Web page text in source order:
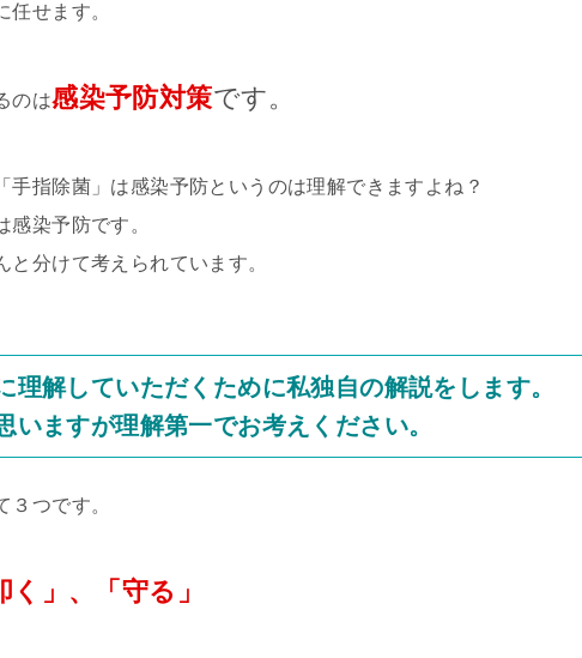
任せます。
のは感染予防対策です。
手指除菌」は感染予防というのは理解できますよね？
感染予防です。
分けて考えられています。
理解していただくために私独自の解説をします。
いますが理解第一でお考えください。
３つです。
く」、「守る」